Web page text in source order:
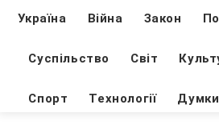
Україна Війна Закон
Суспільство Світ
Спорт Технології Думки